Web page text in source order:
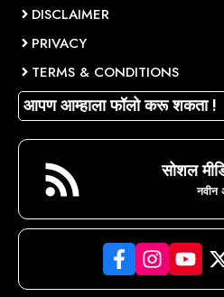
DISCLAIMER
PRIVACY
TERMS & CONDITIONS
आपण आम्हाला फॉलो करू शकता !
सोशल
नवीन